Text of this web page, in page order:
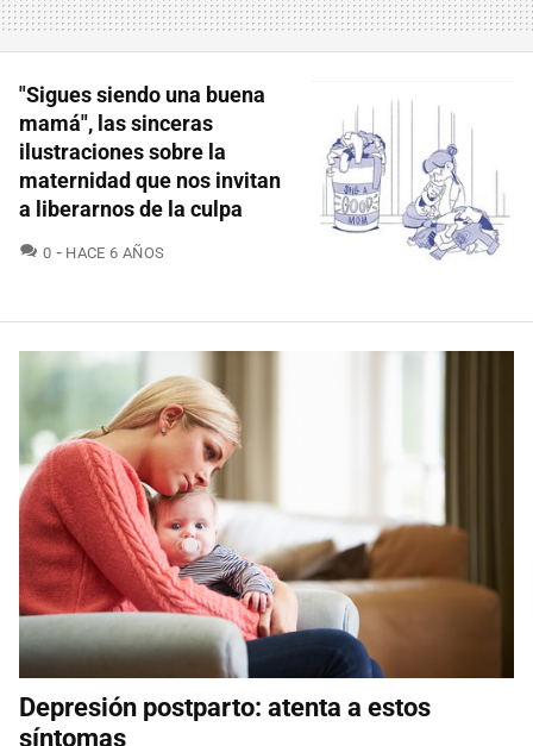
"Sigues siendo una buena
mamá", las sinceras
ilustraciones sobre la
maternidad que nos invitan
a liberarnos de la culpa
0 COMENTARIOS
HACE 6 AÑOS
Depresión postparto: atenta a estos
síntomas